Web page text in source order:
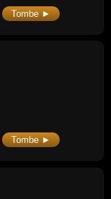
Tombe ►
Tombe ►